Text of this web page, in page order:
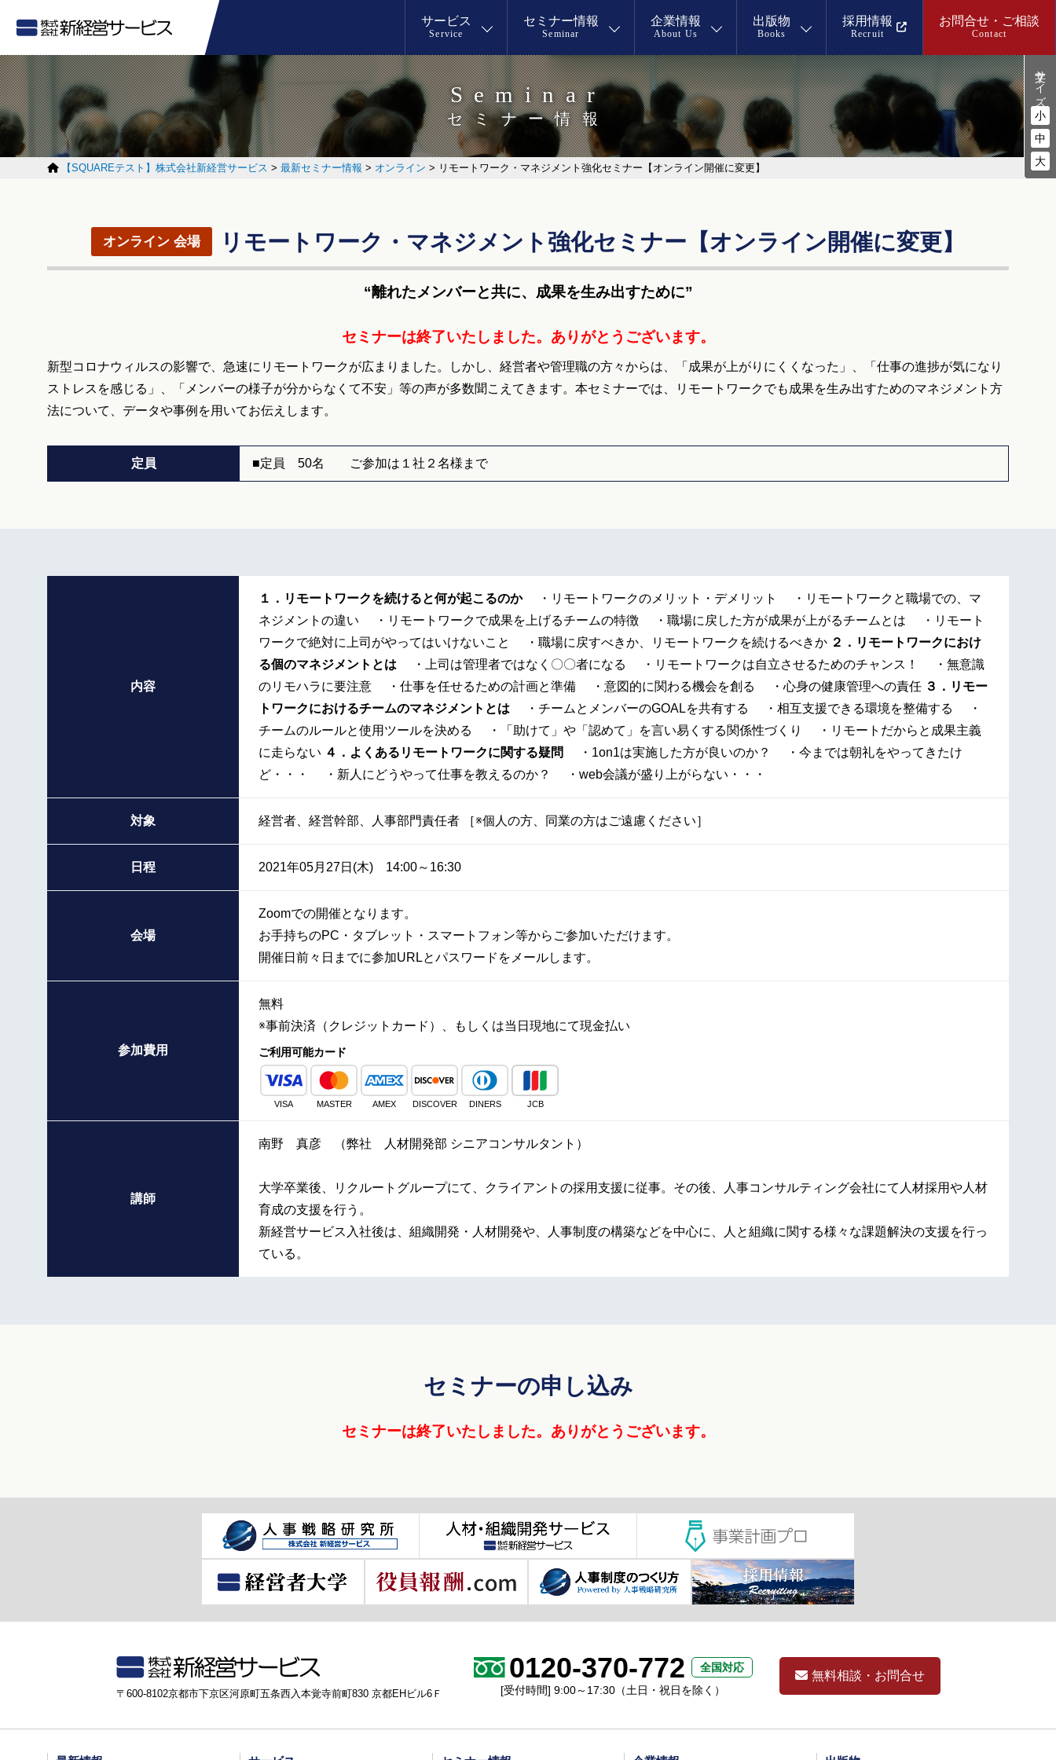
サービス
Service
セミナー情報
Seminar
企業情報
About Us
出版物
Books
採用情報
Recruit
お問合せ・ご相談
Contact
Seminar
セミナー情報
【SQUAREテスト】株式会社新経営サービス > 最新セミナー情報 > オンライン > リモートワーク・マネジメント強化セミナー【オンライン開催に変更】
オンライン 会場 リモートワーク・マネジメント強化セミナー【オンライン開催に変更】
“離れたメンバーと共に、成果を生み出すために”
セミナーは終了いたしました。 ありがとうございます。
新型コロナウィルスの影響で、急速にリモートワークが広まりました。しかし、経営者や管理職の方々からは、「成果が上がりにくくなった」、「仕事の進捗が気になり
ストレスを感じる」、「メンバーの様子が分からなくて不安」等の声が多数聞こえてきます。本セミナーでは、リモートワークでも成果を生み出すためのマネジメント方
法について、データや事例を用いてお伝えします。
定員 ■定員 50名 ご参加は１社２名様まで
内容
１．リモートワークを続けると何が起こるのか・リモートワークのメリット・デメリット ・リモートワークと職場での、マ
ネジメントの違い ・リモートワークで成果を上げるチームの特徴 ・職場に戻した方が成果が上がるチームとは ・リモート
ワークで絶対に上司がやってはいけないこと ・職場に戻すべきか、リモートワークを続けるべきか ２．リモートワークにおけ
る個のマネジメントとは ・上司は管理者ではなく〇〇者になる ・リモートワークは自立させるためのチャンス！ ・無意識
のリモハラに要注意 ・仕事を任せるための計画と準備 ・意図的に関わる機会を創る ・心身の健康管理への責任 ３．リモー
トワークにおけるチームのマネジメントとは ・チームとメンバーのGOALを共有する ・相互支援できる環境を整備する ・
チームのルールと使用ツールを決める ・「助けて」や「認めて」を言い易くする関係性づくり ・リモートだからと成果主義
に走らない ４．よくあるリモートワークに関する疑問
・1on1は実施した方が良いのか？ ・今までは朝礼をやってきたけ
ど・・・ ・新人にどうやって仕事を教えるのか？ ・web会議が盛り上がらない・・・
対象 経営者、経営幹部、人事部門責任者 ［※個人の方、同業の方はご遠慮ください］
日程 2021年05月27日(木) 14:00～16:30
会場
Zoomでの開催となります。
お手持ちのPC・タブレット・スマートフォン等からご参加いただけます。
開催日前々日までに参加URLとパスワードをメールします。
参加費用
無料
※事前決済（クレジットカード）、もしくは当日現地にて現金払い
ご利用可能カード
VISA MASTER AMEX DISCOVER DINERS JCB
講師
南野 真彦 （弊社 人材開発部 シニアコンサルタント）
大学卒業後、リクルートグループにて、クライアントの採用支援に従事。その後、人事コンサルティング会社にて人材採用や人材
育成の支援を行う。
新経営サービス入社後は、組織開発・人材開発や、人事制度の構築などを中心に、人と組織に関する様々な課題解決の支援を行っ
ている。
セミナーの申し込み
セミナーは終了いたしました。 ありがとうございます。
〒600-8102京都市下京区河原町五条西入本覚寺前町830 京都EHビル6Ｆ
0120-370-772 全国対応
[受付時間] 9:00～17:30（土日・祝日を除く）
無料相談・お問合せ
文字サイズ
小
中
大